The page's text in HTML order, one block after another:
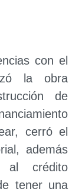
con el
la obra
de
cerró el
además
al crédito
tener una